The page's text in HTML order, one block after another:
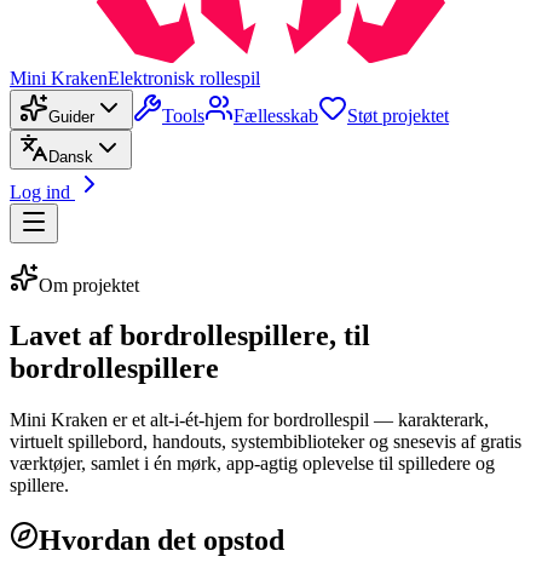
Mini KrakenElektronisk rollespil
Guider Tools Fællesskab Støt projektet
Dansk
Log ind
Om projektet
Lavet af bordrollespillere, til
bordrollespillere
Mini Kraken er et alt-i-ét-hjem for bordrollespil — karakterark,
virtuelt spillebord, handouts, systembiblioteker og snesevis af gratis
værktøjer, samlet i én mørk, app-agtig oplevelse til spilledere og
spillere.
Hvordan det opstod